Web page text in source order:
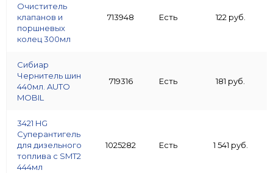
Очиститель
клапанов и
поршневых
колец 300мл
Сибиар
Чернитель шин
440мл. AUTO
MOBIL
3421 HG
Суперантигель
для дизельного
топлива с SMT2
444мл
713948 Есть 122 руб.
719316 Есть 181 руб.
1025282 Есть 1 541 руб.